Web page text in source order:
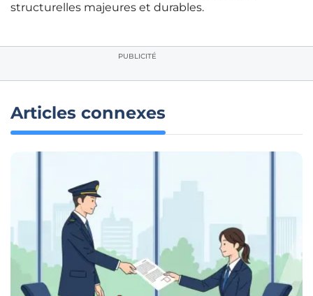
structurelles majeures et durables.
PUBLICITÉ
Articles connexes